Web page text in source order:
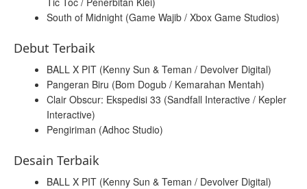
South of Midnight (Game Wajib / Xbox Game Studios)
Debut Terbaik
BALL X PIT (Kenny Sun & Teman / Devolver Digital)
Pangeran Biru (Bom Dogub / Kemarahan Mentah)
Clair Obscur: Ekspedisi 33 (Sandfall Interactive / Kepler
Interactive)
Pengiriman (Adhoc Studio)
Desain Terbaik
BALL X PIT (Kenny Sun & Teman / Devolver Digital)